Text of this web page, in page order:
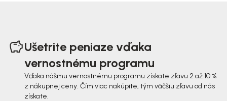
Ušetrite peniaze vďaka
vernostnému programu
Vďaka nášmu vernostnému programu získate zľavu 2 až 10 %
z nákupnej ceny. Čím viac nakúpite, tým väčšiu zľavu od nás
získate.